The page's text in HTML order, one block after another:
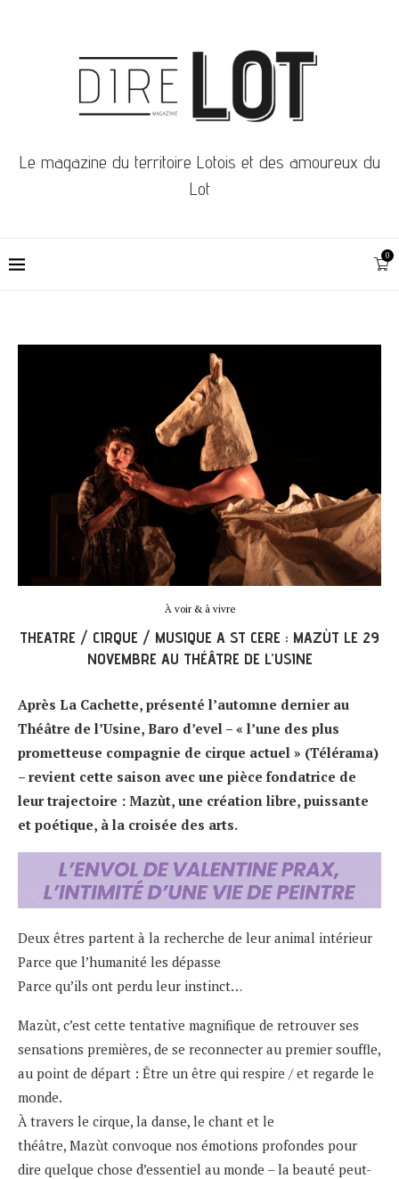
Le magazine du territoire Lotois et des amoureux du
Lot
0
À voir & à vivre
THEATRE / CIRQUE / MUSIQUE A ST CERE : MAZÙT LE 29
NOVEMBRE AU THÉÂTRE DE L’USINE
Après La Cachette, présenté l’automne dernier au
Théâtre de l’Usine, Baro d’evel – « l’une des plus
prometteuse compagnie de cirque actuel » (Télérama)
– revient cette saison avec une pièce fondatrice de
leur trajectoire : Mazùt, une création libre, puissante
et poétique, à la croisée des arts.
Deux êtres partent à la recherche de leur animal intérieur
Parce que l’humanité les dépasse
Parce qu’ils ont perdu leur instinct…
Mazùt, c’est cette tentative magnifique de retrouver ses
sensations premières, de se reconnecter au premier souffle,
au point de départ : Être un être qui respire / et regarde le
monde.
À travers le cirque, la danse, le chant et le
théâtre, Mazùt convoque nos émotions profondes pour
dire quelque chose d’essentiel au monde – la beauté peut-